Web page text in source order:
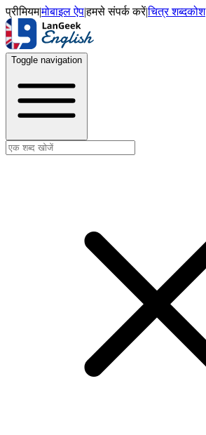
प्रीमियम|मोबाइल ऐप|हमसे संपर्क करें|चित्र शब्दकोश
Toggle navigation